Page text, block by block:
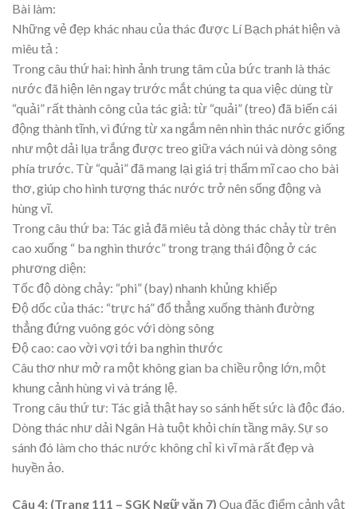
Bài làm:
Những vẻ đẹp khác nhau của thác được Lí Bạch phát hiện và
miêu tả :
Trong câu thứ hai: hình ảnh trung tâm của bức tranh là thác
nước đã hiện lên ngay trước mắt chúng ta qua việc dùng từ
“quải” rất thành công của tác giả: từ “quải” (treo) đã biến cái
động thành tĩnh, vì đứng từ xa ngắm nên nhìn thác nước giống
như một dải lụa trắng được treo giữa vách núi và dòng sông
phía trước. Từ “quải” đã mang lại giá trị thẩm mĩ cao cho bài
thơ, giúp cho hình tượng thác nước trở nên sống động và
hùng vĩ.
Trong câu thứ ba: Tác giả đã miêu tả dòng thác chảy từ trên
cao xuống “ ba nghìn thước” trong trạng thái động ở các
phương diện:
Tốc độ dòng chảy: “phi” (bay) nhanh khủng khiếp
Độ dốc của thác: “trực há” đổ thẳng xuống thành đường
thẳng đứng vuông góc với dòng sông
Độ cao: cao vời vợi tới ba nghìn thước
Câu thơ như mở ra một không gian ba chiều rộng lớn, một
khung cảnh hùng vì và tráng lệ.
Trong câu thứ tư: Tác giả thật hay so sánh hết sức là độc đáo.
Dòng thác như dải Ngân Hà tuột khỏi chín tầng mây. Sự so
sánh đó làm cho thác nước không chỉ kì vĩ mà rất đẹp và
huyền ảo.
Câu 4: (Trang 111 – SGK Ngữ văn 7) Qua đặc điểm cảnh vật